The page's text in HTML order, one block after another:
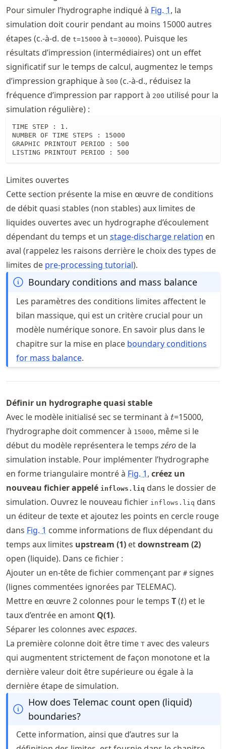
Pour simuler l’hydrographe indiqué à Fig. 1, la
simulation doit courir pendant au moins 15000 autres
étapes (c.-à-d. de t=15000 à t=30000). Puisque les
résultats d’impression (intermédiaires) ont un effet
significatif sur le temps de calcul, augmentez le temps
d’impression graphique à 500 (c.-à-d., réduisez la
fréquence d’impression par rapport à 200 utilisé pour la
simulation régulière) :
TIME STEP : 1.
NUMBER OF TIME STEPS : 15000
GRAPHIC PRINTOUT PERIOD : 500
LISTING PRINTOUT PERIOD : 500
Limites ouvertes
Cette section présente la mise en œuvre de conditions
de débit quasi stables (non stables) aux limites de
liquides ouvertes avec un hydrographe d’écoulement
dépendant du temps et un stage-discharge relation en
aval (rappelez les raisons derrière le choix des types de
limites de pre-processing tutorial).
Boundary conditions and mass balance
Les paramètres des conditions limites affectent le
bilan massique, qui est un critère crucial pour un
modèle numérique sonore. En savoir plus dans le
chapitre sur la mise en place boundary conditions
for mass balance.
Définir un hydrographe quasi stable
Avec le modèle initialisé sec se terminant à t
t=15000,
l’hydrographe doit commencer à 15000, même si le
début du modèle représentera le tempszéro de la
simulation instable. Pour implémenter l’hydrographe
en forme triangulaire montré à Fig. 1, créez un
nouveau fichier appelé inflows.liq dans le dossier de
simulation. Ouvrez le nouveau fichier inflows.liq dans
un éditeur de texte et ajoutez les points en cercle rouge
dans Fig. 1 comme informations de flux dépendant du
temps aux limites upstream (1) etdownstream (2)
open (liquide). Dans ce fichier :
Ajouter un en-tête de fichier commençant par # signes
(lignes commentées ignorées par TELEMAC).
Mettre en œuvre 2 colonnes pour le temps T(t
t) et le
taux d’entrée en amont Q(1).
Séparer les colonnes avec espaces.
La première colonne doit être time T avec des valeurs
qui augmentent strictement de façon monotone et la
dernière valeur doit être supérieure ou égale à la
dernière étape de simulation.
How does Telemac count open (liquid)
boundaries?
Cette information, ainsi que d’autres sur la